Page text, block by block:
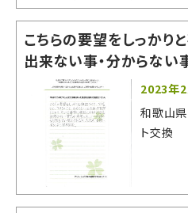
こちらの要望をしっかり
出来ない事・分からない
ださったので非常に相談
出来ない質問や希望に
の場でされなかった為、
2023年
和歌山
ト交換